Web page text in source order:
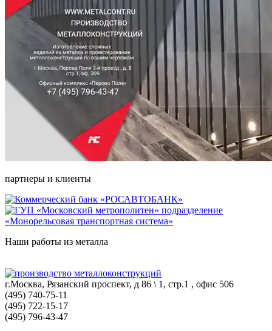
партнеры и клиенты
Наши работы из металла
г.Москва, Рязанский проспект, д 86 \ 1, стр.1 , офис 506
(495) 740-75-11
(495) 722-15-17
(495) 796-43-47